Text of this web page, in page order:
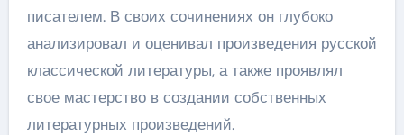
писателем. В своих сочинениях он глубоко
анализировал и оценивал произведения русской
классической литературы, а также проявлял
свое мастерство в создании собственных
литературных произведений.